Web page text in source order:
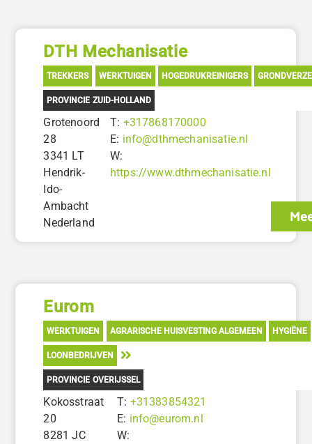
DTH Mechanisatie
TREKKERS WERKTUIGEN HOGEDRUKREINIGERS
PROVINCIE ZUID-HOLLAND
Grotenoord
28
3341 LT
Hendrik-
Ido-
Ambacht
Nederland
T: +317868170000
E: info@dthmechanisatie.nl
W:
https://www.dthmechanisatie.nl
Eurom
WERKTUIGEN AGRARISCHE HUISVESTING ALGEMEEN HYGIËNE
LOONBEDRIJVEN
PROVINCIE OVERIJSSEL
Kokosstraat
20
8281 JC
T: +31383854321
E: info@eurom.nl
W: